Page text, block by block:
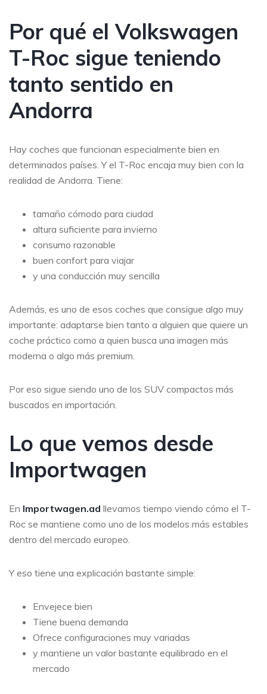
Por qué el Volkswagen
T-Roc sigue teniendo
tanto sentido en
Andorra
Hay coches que funcionan especialmente bien en
determinados países. Y el T-Roc encaja muy bien con la
realidad de Andorra. Tiene:
tamaño cómodo para ciudad
altura suficiente para invierno
consumo razonable
buen confort para viajar
y una conducción muy sencilla
Además, es uno de esos coches que consigue algo muy
importante: adaptarse bien tanto a alguien que quiere un
coche práctico como a quien busca una imagen más
moderna o algo más premium.
Por eso sigue siendo uno de los SUV compactos más
buscados en importación.
Lo que vemos desde
Importwagen
En Importwagen.ad llevamos tiempo viendo cómo el T-
Roc se mantiene como uno de los modelos más estables
dentro del mercado europeo.
Y eso tiene una explicación bastante simple:
Envejece bien
Tiene buena demanda
Ofrece configuraciones muy variadas
y mantiene un valor bastante equilibrado en el
mercado